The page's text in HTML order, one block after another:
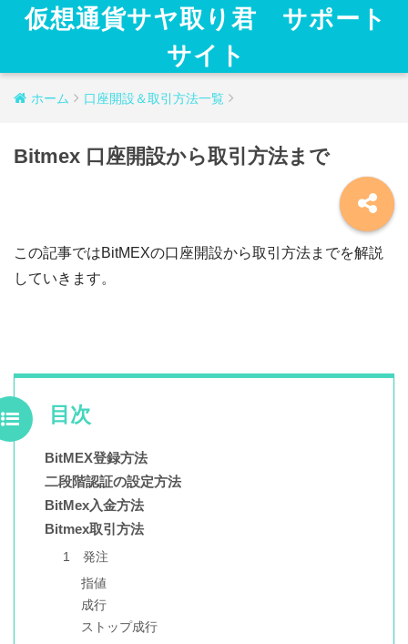
仮想通貨サヤ取り君 サポート
サイト
ホーム 口座開設＆取引方法一覧
Bitmex 口座開設から取引方法まで
この記事ではBitMEXの口座開設から取引方法までを解説
していきます。
目次
BitMEX登録方法
二段階認証の設定方法
BitMex入金方法
Bitmex取引方法
1 発注
指値
成行
ストップ成行